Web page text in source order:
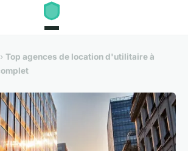
› Top agences de location d'utilitaire à